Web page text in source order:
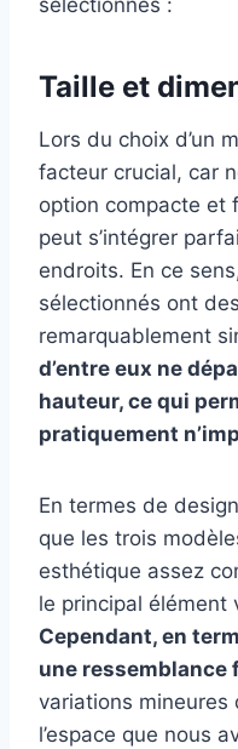
sélectionnés :
Taille et
Lors du choix d’un
facteur crucial, car
option compacte et
peut s’intégrer
endroits. En ce
sélectionnés ont
remarquablement
d’entre eux ne
hauteur, ce qui
pratiquement
En termes de
que les trois
esthétique assez
le principal élément
Cependant, en
une ressemblance
variations mineures
l’espace que nous